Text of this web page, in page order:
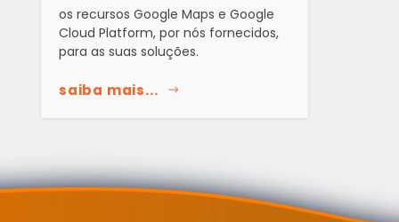
os recursos Google Maps e Google
Cloud Platform, por nós fornecidos,
para as suas soluções.
saiba mais...